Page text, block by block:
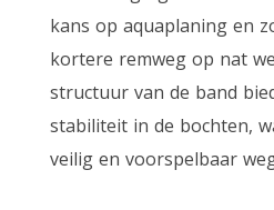
kans op aquaplaning en
kortere remweg op nat
structuur van de band
stabiliteit in de bochten,
veilig en voorspelbaar